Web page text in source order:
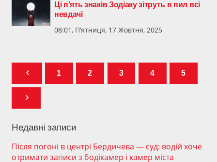
Ці п’ять знаків Зодіаку зітруть в пил всі
невдачі
08:01, П’ятниця, 17 Жовтня, 2025
1 2 3 4 5
Недавні записи
Після погоні в центрі Бердичева — суд: водій хоче
отримати записи з бодікамер і камер міста